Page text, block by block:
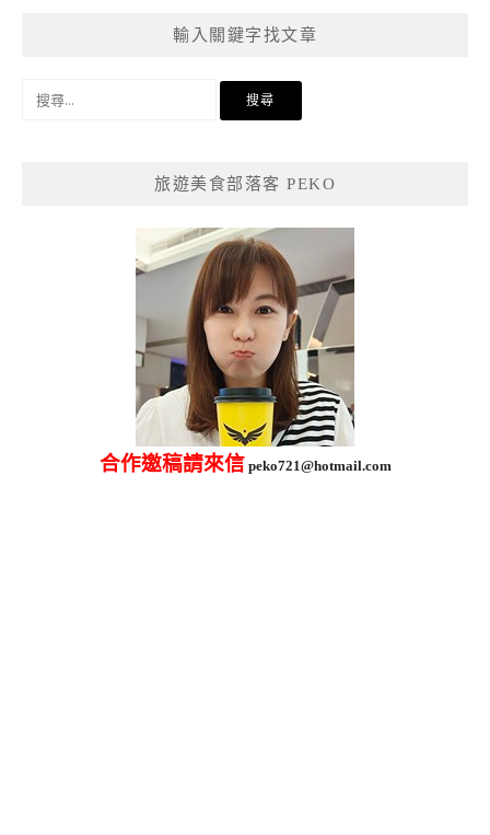
輸入關鍵字找文章
旅遊美食部落客 PEKO
合作邀稿請來信 peko721@hotmail.com